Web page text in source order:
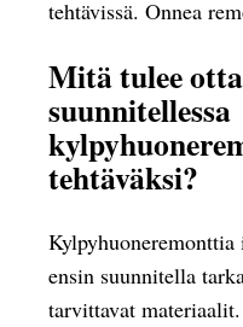
tehtävissä. Onnea
Mitä tulee
suunnitellessa
tehtäväksi?
Kylpyhuoneremonttia
ensin suunnitella
tarvittavat